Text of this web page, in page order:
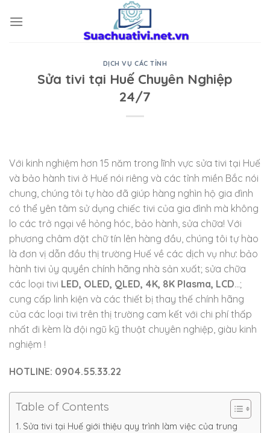
DỊCH VỤ CÁC TỈNH
Sửa tivi tại Huế Chuyên Nghiệp
24/7
Với kinh nghiệm hơn 15 năm trong lĩnh vực sửa tivi tại Huế
và bảo hành tivi ở Huế nói riêng và các tỉnh miền Bắc nói
chung, chúng tôi tự hào đã giúp hàng nghìn hộ gia đình
có thể yên tâm sử dụng chiếc tivi của gia đình mà không
lo các trở ngại về hỏng hóc, bảo hành, sửa chữa! Với
phương châm đặt chữ tín lên hàng đầu, chúng tôi tự hào
là đơn vị dẫn đầu thị trường Huế về các dịch vụ như: bảo
hành tivi ủy quyền chính hãng nhà sản xuất; sửa chữa
các loại tivi LED, OLED, QLED, 4K, 8K Plasma, LCD…;
cung cấp linh kiện và các thiết bị thay thế chính hãng
của các loại tivi trên thị trường cam kết với chi phí thấp
nhất đi kèm là đội ngũ kỹ thuật chuyên nghiệp, giàu kinh
nghiệm !
HOTLINE: 0904.55.33.22
Table of Contents
Sửa tivi tại Huế giới thiệu quy trình làm việc của trung